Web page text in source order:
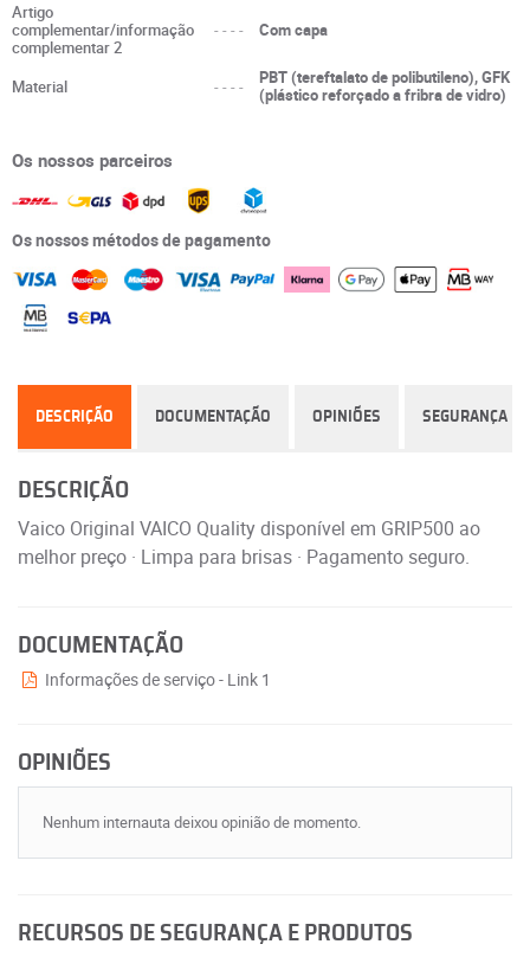
Artigo
complementar/informação
complementar 2
---- Com capa
Material ----
PBT (tereftalato de polibutileno), GFK
(plástico reforçado a fribra de vidro)
Os nossos parceiros
Os nossos métodos de pagamento
DESCRIÇÃO DOCUMENTAÇÃO OPINIÕES SEGURANÇA
DESCRIÇÃO
Vaico Original VAICO Quality disponível em GRIP500 ao
melhor preço · Limpa para brisas · Pagamento seguro.
DOCUMENTAÇÃO
Informações de serviço - Link 1
OPINIÕES
Nenhum internauta deixou opinião de momento.
RECURSOS DE SEGURANÇA E PRODUTOS